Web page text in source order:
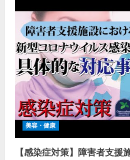
美容・健康
【感染症対策】障害者支援